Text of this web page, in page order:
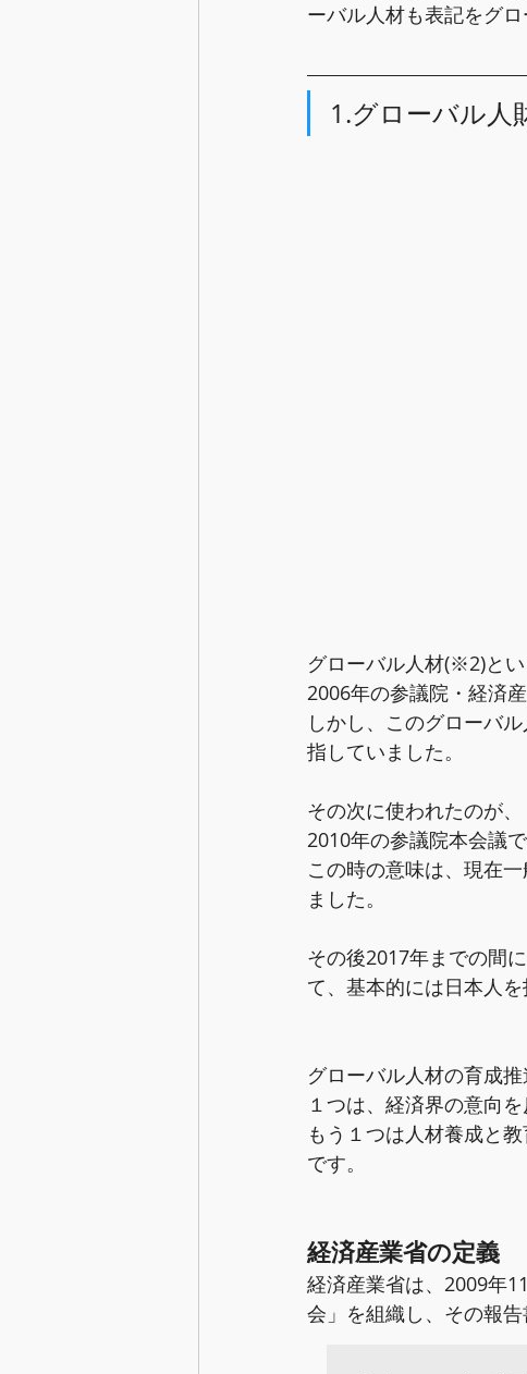
ーバル人材も表記をグ
1.グローバル人
グローバル人材(※2)とい
2006年の参議院・経済
しかし、このグローバ
指していました。
その次に使われたのが、
2010年の参議院本会議
この時の意味は、現在
ました。
その後2017年までの間
て、基本的には日本人を
グローバル人材の育成
１つは、経済界の意向を
もう１つは人材養成と
です。
経済産業省の定義
経済産業省は、2009年
会」を組織し、その報